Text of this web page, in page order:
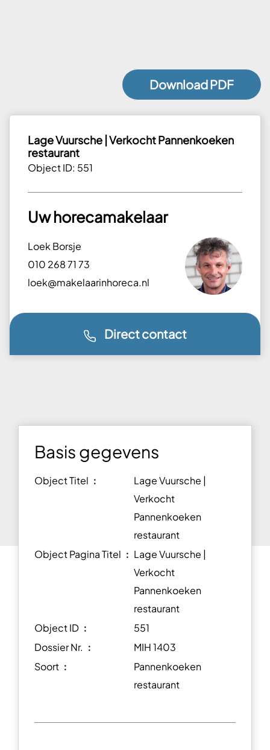
Download PDF
Lage Vuursche | Verkocht Pannenkoeken
restaurant
Object ID: 551
Uw horecamakelaar
Loek Borsje
010 268 71 73
loek@makelaarinhoreca.nl
Direct contact
Basis gegevens
Object Titel ︰
Lage Vuursche |
Verkocht
Pannenkoeken
restaurant
Object Pagina Titel ︰ Lage Vuursche |
Verkocht
Pannenkoeken
restaurant
Object ID ︰
551
Dossier Nr. ︰
MIH 1403
Soort ︰
Pannenkoeken
restaurant